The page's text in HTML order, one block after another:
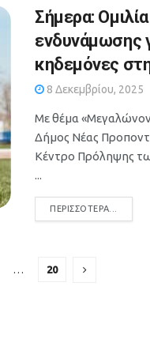
Σήμερα:
ενδυνάμωσης
κηδεμόνες
8 Δεκεμβρίου, 2025
Με θέμα
Δήμος Νέας
Κέντρο Πρόληψης
...
ΠΕΡΙΣΣΌΤΕΡΑ...
20